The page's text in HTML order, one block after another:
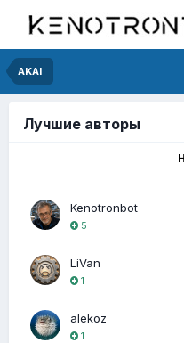
AKAI
Лучшие авторы
Kenotronbot
5
LiVan
1
alekoz
1